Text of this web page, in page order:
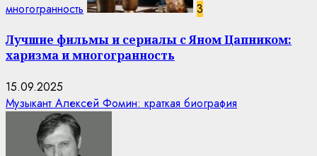
многогранность 3
Лучшие фильмы и сериалы с Яном Цапником:
харизма и многогранность
15.09.2025
Музыкант Алексей Фомин: краткая биография